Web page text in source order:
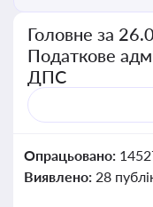
Головне за
Податкове
ДПС
Опрацьовано:
Виявлено: 28